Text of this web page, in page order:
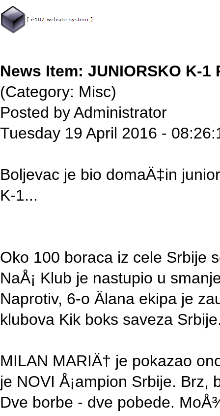
News Item: JUNIORSKO K-1
(Category: Misc)
Posted by Administrator
Tuesday 19 April 2016 -
Boljevac je bio domaÄ‡in
K-1...
Oko 100 boraca iz cele Srbije
NaÅ¡ Klub je nastupio u
Naprotiv, 6-o Älana ekipa je
klubova Kik boks saveza
MILAN MARIÄ† je pokazao
je NOVI Å¡ampion Srbije. Brz,
Dve borbe - dve pobede.